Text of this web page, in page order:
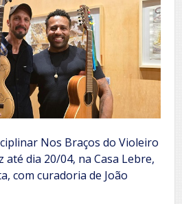
Nos Braços do Violeiro
dia 20/04, na Casa Lebre,
com curadoria de João